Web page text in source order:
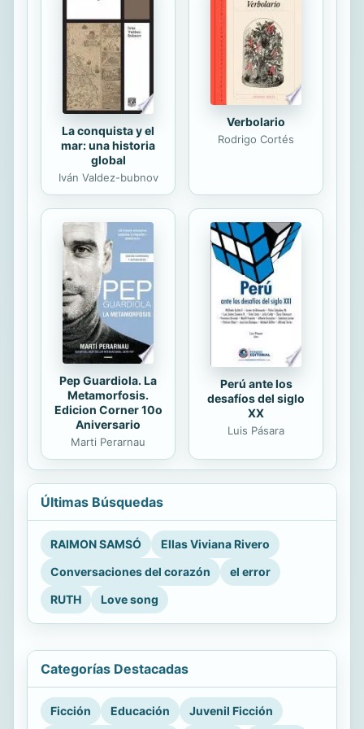
siniestro Dr. Benway, el gran
manipulador de conciencias, el
experto en control total.
La conquista y el
mar: una historia
global
Iván Valdez-bubnov
Verbolario
Rodrigo Cortés
Pep Guardiola. La
Metamorfosis.
Edicion Corner 10o
Aniversario
Marti Perarnau
Perú ante los
desafíos del siglo
XX
Luis Pásara
Últimas Búsquedas
RAIMON SAMSÓ
Ellas Viviana Rivero
Conversaciones del corazón
el error
RUTH
Love song
Categorías Destacadas
Ficción Educación Juvenil Ficción